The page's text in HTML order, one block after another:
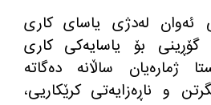
ئەوان لەدژی یاسای کاری
گۆڕینی بۆ یاسایەکی کاری
ژمارەیان ساڵانە دەگاتە
و ناڕەزایەتی کرێکاریی،